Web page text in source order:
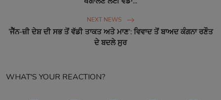
NEXT NEWS
‘ਜੈੱਨ-ਜ਼ੀ ਦੇਸ਼ ਦੀ ਸਭ ਤੋਂ ਵੱਡੀ ਤਾਕਤ ਅਤੇ ਮਾਣ’: ਵਿਵਾਦ ਤੋਂ ਬਾਅਦ ਕੰਗਨਾ ਰਣੌਤ
ਦੇ ਬਦਲੇ ਸੁਰ
WHAT'S YOUR REACTION?